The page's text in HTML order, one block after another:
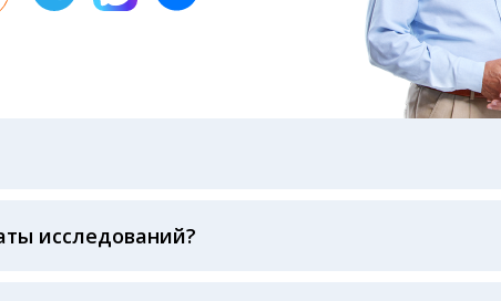
или чека об оплате
исследований?
обеспечивается соблюдением международных